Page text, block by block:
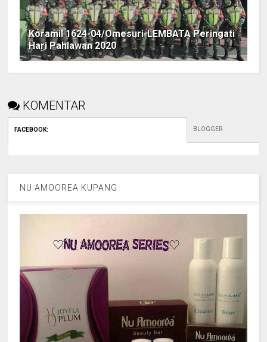
Koramil 1624-04/Omesuri-LEMBATA Peringati
Hari Pahlawan 2020
KOMENTAR
FACEBOOK: BLOGGER
NU AMOOREA KUPANG